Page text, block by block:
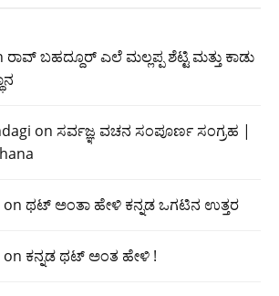
ರಾವ್ ಬಹದ್ದೂರ್ ಎಲೆ ಮಲ್ಲಪ್ಪ ಶೆಟ್ಟಿ ಮತ್ತು ಕಾಡು
on ಸರ್ವಜ್ಞ ವಚನ ಸಂಪೂರ್ಣ ಸಂಗ್ರಹ |
on ಥಟ್ ಅಂತಾ ಹೇಳಿ ಕನ್ನಡ ಒಗಟಿನ ಉತ್ತರ
on ಕನ್ನಡ ಥಟ್ ಅಂತ ಹೇಳಿ !